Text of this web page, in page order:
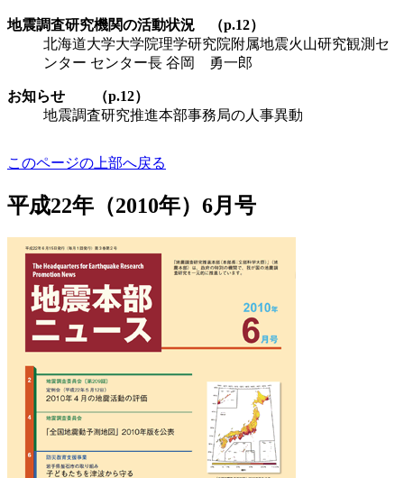
地震調査研究機関の活動状況 （p.12）
北海道大学大学院理学研究院附属地震火山研究観測セ
ンター センター長 谷岡 勇一郎
お知らせ （p.12）
地震調査研究推進本部事務局の人事異動
このページの上部へ戻る
平成22年（2010年）6月号